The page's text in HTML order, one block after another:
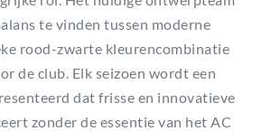
te vinden tussen moderne
rood-zwarte kleurencombinatie
de club. Elk seizoen wordt een
dat frisse en innovatieve
zonder de essentie van het AC